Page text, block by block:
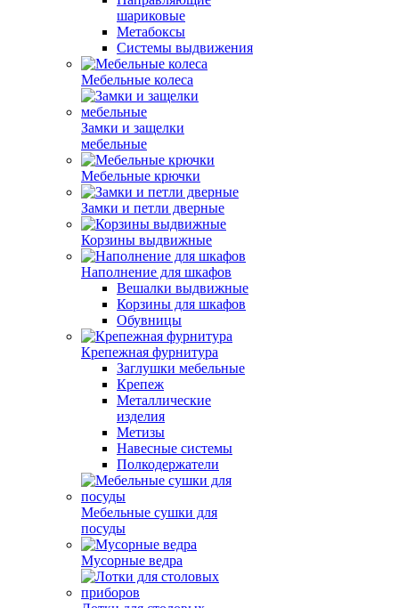
шариковые
Метабоксы
Системы выдвижения
Мебельные колеса
Замки и защелки
мебельные
Мебельные крючки
Замки и петли дверные
Корзины выдвижные
Наполнение для шкафов
Вешалки выдвижные
Корзины для шкафов
Обувницы
Крепежная фурнитура
Заглушки мебельные
Крепеж
Металлические
изделия
Метизы
Навесные системы
Полкодержатели
Мебельные сушки для
посуды
Мусорные ведра